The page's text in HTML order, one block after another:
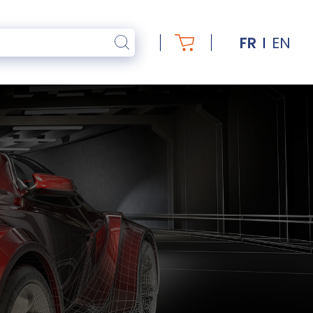
FR EN